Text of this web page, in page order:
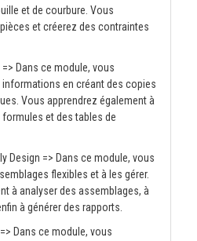
et de courbure. Vous
et créerez des contraintes
Dans ce module, vous
informations en créant des copies
Vous apprendrez également à
et des tables de
Design => Dans ce module, vous
flexibles et à les gérer.
à analyser des assemblages, à
à générer des rapports.
Dans ce module, vous